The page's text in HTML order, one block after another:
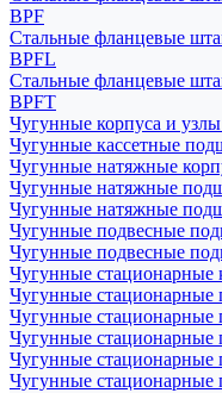
BPF
Стальные фланцевые
BPFL
Стальные фланцевые
BPFT
Чугунные корпуса и
Чугунные кассетные
Чугунные натяжные
Чугунные натяжные
Чугунные натяжные
Чугунные подвесные
Чугунные подвесные
Чугунные стационарные
Чугунные
Чугунные
Чугунные
Чугунные
Чугунные